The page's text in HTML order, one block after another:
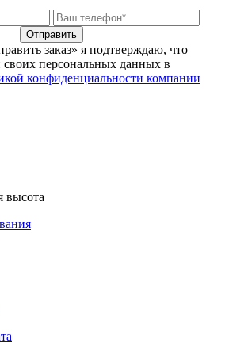
Отправить
заказ» я подтверждаю, что
своих персональных данных в
конфиденциальности компании
высота